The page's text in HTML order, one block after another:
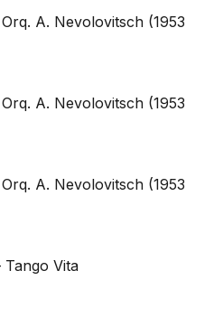
A. Nevolovitsch (1953
A. Nevolovitsch (1953
A. Nevolovitsch (1953
Vita